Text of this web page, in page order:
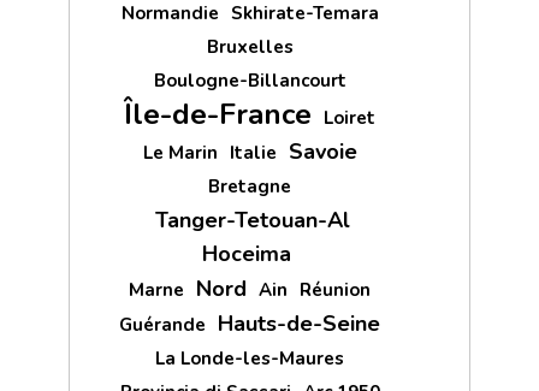
Normandie Skhirate-Temara
Bruxelles
Boulogne-Billancourt
Île-de-France Loiret
Le Marin Italie Savoie
Bretagne
Tanger-Tetouan-Al
Hoceima
Marne Nord Ain Réunion
Guérande Hauts-de-Seine
La Londe-les-Maures